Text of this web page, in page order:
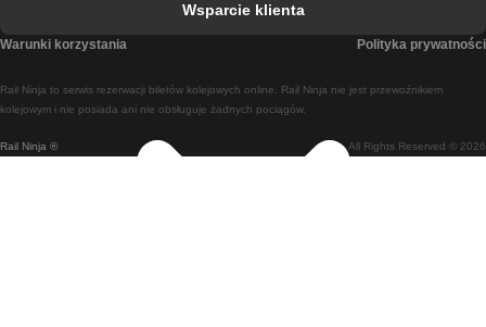
Pociąg Madryt - Lizbona
Pociąg Madryt - Barcelona
Rail Ninja ® All Rights Reserved © 2026
Rail Ninja to serwis rezerwacji biletów kolejowych online. Rail Ninja nie jest przewoźnikiem
kolejowym i nie posiada ani nie obsługuje żadnych pociągów.
Wsparcie klienta
Warunki korzystania Polityka prywatności